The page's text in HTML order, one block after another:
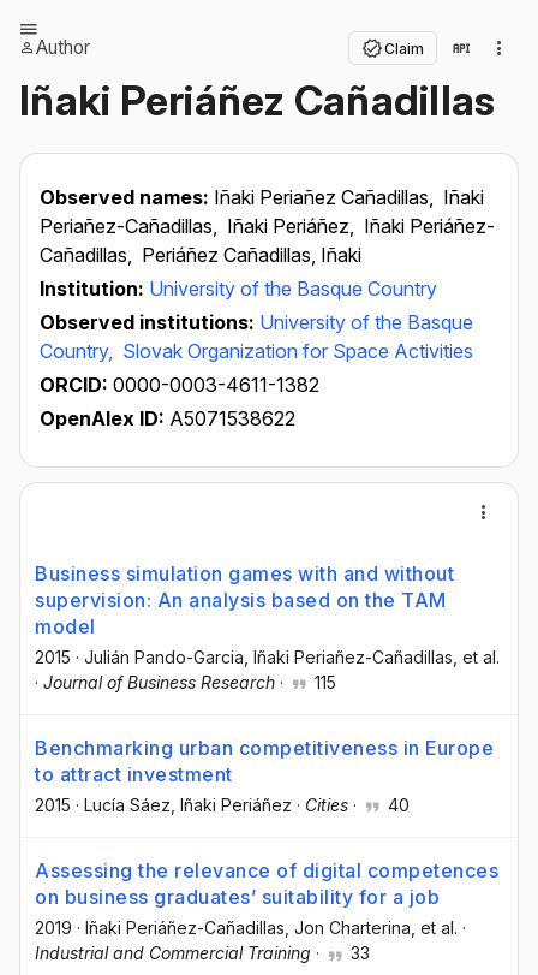
Author Claim
Iñaki Periáñez Cañadillas
Observed names: Iñaki Periañez Cañadillas, Iñaki
Periañez-Cañadillas, Iñaki Periáñez, Iñaki Periáñez-
Cañadillas, Periáñez Cañadillas, Iñaki
Institution: University of the Basque Country
Observed institutions: University of the Basque
Country, Slovak Organization for Space Activities
ORCID: 0000-0003-4611-1382
OpenAlex ID: A5071538622
Business simulation games with and without
supervision: An analysis based on the TAM
model
2015 · Julián Pando-Garcia , Iñaki Periañez-Cañadillas , et al.
· Journal of Business Research · 115
Benchmarking urban competitiveness in Europe
to attract investment
2015 · Lucía Sáez , Iñaki Periáñez · Cities · 40
Assessing the relevance of digital competences
on business graduates’ suitability for a job
2019 · Iñaki Periáñez-Cañadillas , Jon Charterina , et al. ·
Industrial and Commercial Training · 33